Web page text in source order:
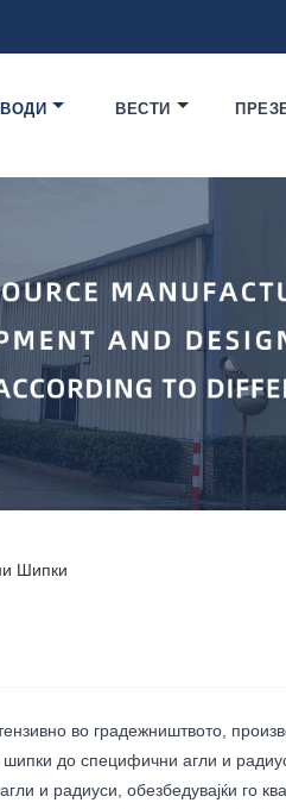
ВЕСТИ
Шипки
во градежништвото,
до специфични агли и
и радиуси, обезбедувајќи го